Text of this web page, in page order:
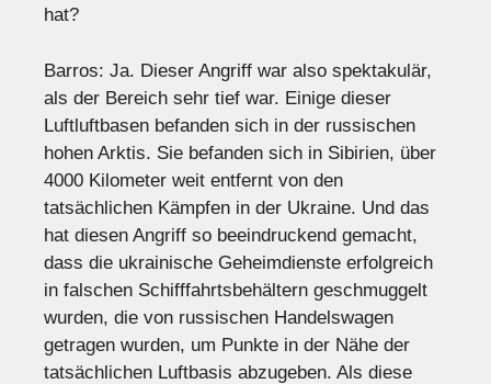
hat?
Barros: Ja. Dieser Angriff war also spektakulär,
als der Bereich sehr tief war. Einige dieser
Luftluftbasen befanden sich in der russischen
hohen Arktis. Sie befanden sich in Sibirien, über
4000 Kilometer weit entfernt von den
tatsächlichen Kämpfen in der Ukraine. Und das
hat diesen Angriff so beeindruckend gemacht,
dass die ukrainische Geheimdienste erfolgreich
in falschen Schifffahrtsbehältern geschmuggelt
wurden, die von russischen Handelswagen
getragen wurden, um Punkte in der Nähe der
tatsächlichen Luftbasis abzugeben. Als diese